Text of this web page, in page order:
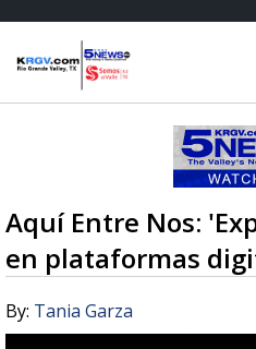
Aquí Entre Nos:
en plataformas
By: Tania Garza